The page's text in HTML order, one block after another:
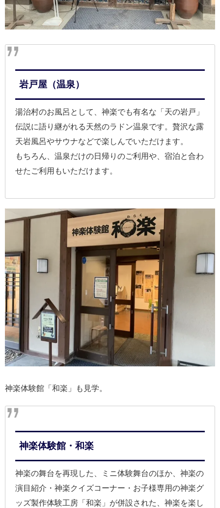
岩戸屋（温泉）
湯治村のお風呂として、神楽でも有名な「天の岩戸」
伝説に語り継がれる天然のラドン温泉です。贅沢な露
天岩風呂やサウナなどで楽しんでいただけます。
もちろん、温泉だけの日帰りのご利用や、宿泊と合わ
せたご利用もいただけます。
神楽体験館「和楽」も見学。
神楽体験館・和楽
神楽の舞台を再現した、ミニ体験舞台のほか、神楽の
演目紹介・神楽クイズコーナー・お子様専用の神楽グ
ッズ製作体験工房「和楽」が併設された、神楽を楽し